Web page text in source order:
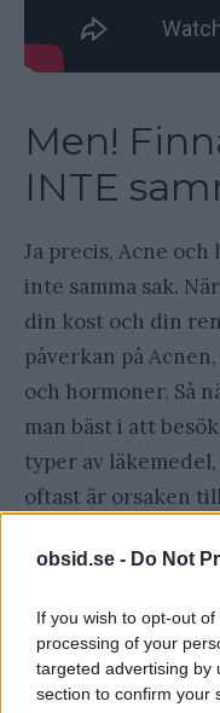
obsid.se - Do Not
If you wish to opt-out
processing of your
targeted advertising by
section to confirm your
Men!
INTE
Ja precis, Acne
inte samma sak.
din kost och din
påverkan på
och hormoner. Så
man bäst i att
typer av
oftast är orsaken
Vad kan
att slippa